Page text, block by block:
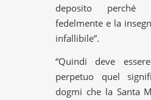
deposito perché
fedelmente e la
infallibile”.
“Quindi deve
perpetuo quel
dogmi che la Santa